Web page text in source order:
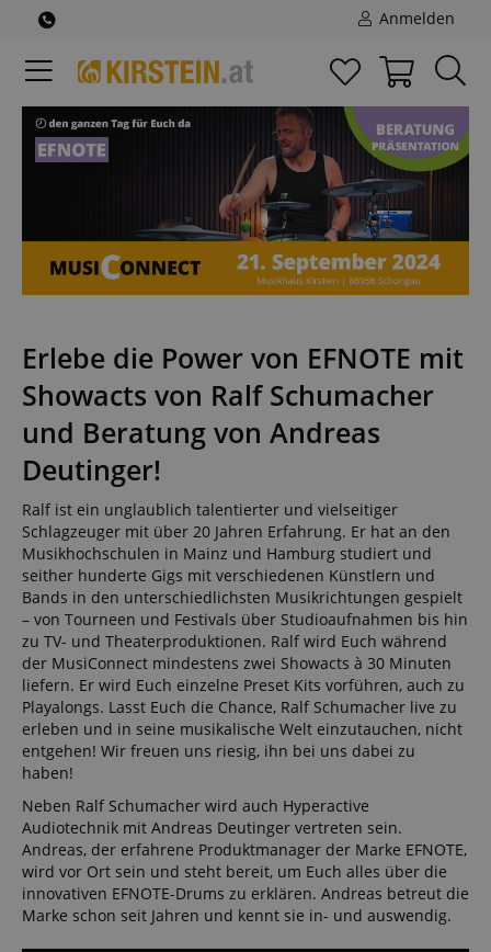
Anmelden
Erlebe die Power von EFNOTE mit
Showacts von Ralf Schumacher
und Beratung von Andreas
Deutinger!
Ralf ist ein unglaublich talentierter und vielseitiger
Schlagzeuger mit über 20 Jahren Erfahrung. Er hat an den
Musikhochschulen in Mainz und Hamburg studiert und
seither hunderte Gigs mit verschiedenen Künstlern und
Bands in den unterschiedlichsten Musikrichtungen gespielt
– von Tourneen und Festivals über Studioaufnahmen bis hin
zu TV- und Theaterproduktionen. Ralf wird Euch während
der MusiConnect mindestens zwei Showacts à 30 Minuten
liefern. Er wird Euch einzelne Preset Kits vorführen, auch zu
Playalongs. Lasst Euch die Chance, Ralf Schumacher live zu
erleben und in seine musikalische Welt einzutauchen, nicht
entgehen! Wir freuen uns riesig, ihn bei uns dabei zu
haben!
Neben Ralf Schumacher wird auch Hyperactive
Audiotechnik mit Andreas Deutinger vertreten sein.
Andreas, der erfahrene Produktmanager der Marke EFNOTE,
wird vor Ort sein und steht bereit, um Euch alles über die
innovativen EFNOTE-Drums zu erklären. Andreas betreut die
Marke schon seit Jahren und kennt sie in- und auswendig.